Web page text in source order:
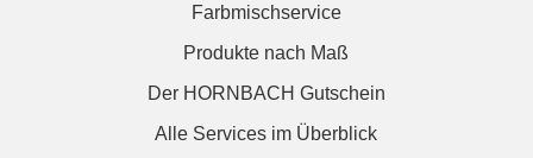
Farbmischservice
Produkte nach Maß
Der HORNBACH Gutschein
Alle Services im Überblick